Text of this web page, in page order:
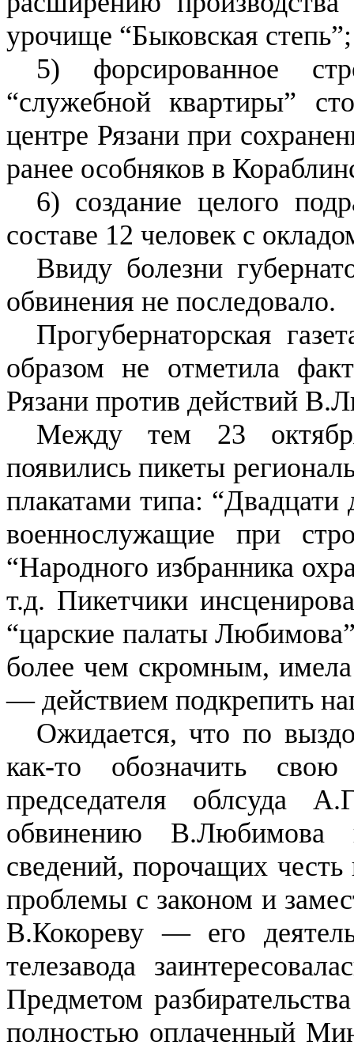
урочище “Быковская степь”;
5) форсированное
“служебной квартиры”
центре Рязани при
ранее особняков в
6) создание целого
составе 12 человек с
Ввиду болезни
обвинения не последовало.
Прогубернаторская
образом не отметила
Рязани против действий
Между тем 23
появились пикеты
плакатами типа:
военнослужащие при
“Народного избранника
т.д. Пикетчики
“царские палаты
более чем скромным,
— действием подкрепить
Ожидается, что по
как-то обозначить
председателя облсуда
обвинению В.Любимова
сведений, порочащих
проблемы с законом и
В.Кокореву — его
телезавода
Предметом
полностью оплаченный